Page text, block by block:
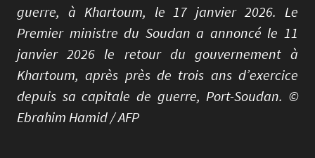
guerre, à Khartoum, le 17 janvier 2026. Le
Premier ministre du Soudan a annoncé le 11
janvier 2026 le retour du gouvernement à
Khartoum, après près de trois ans d’exercice
depuis sa capitale de guerre, Port-Soudan. ©
Ebrahim Hamid / AFP